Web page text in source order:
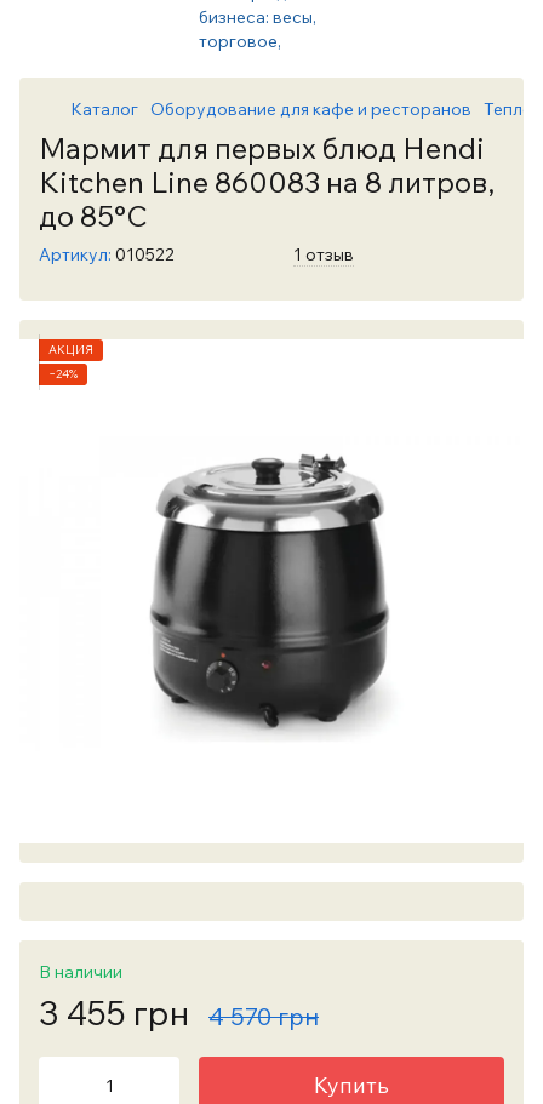
Каталог Оборудование для кафе и ресторанов
Мармит для первых блюд Hendi
Kitchen Line 860083 на 8 литров,
до 85°C
Артикул: 010522 1 отзыв
АКЦИЯ
−24%
В наличии
3 455 грн 4 570 грн
Купить